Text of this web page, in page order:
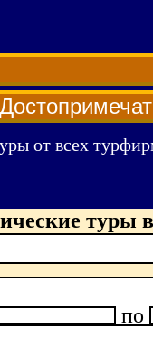
от всех
туры
по